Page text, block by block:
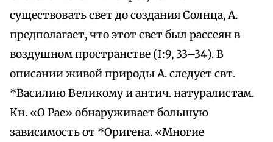
существовать свет до создания Солнца, А.
предполагает, что этот свет был рассеян в
воздушном пространстве (I:9, 33–34). В
описании живой природы А. следует свт.
*Василию Великому и антич. натуралистам.
Кн. «О Рае» обнаруживает большую
зависимость от *Оригена. «Многие